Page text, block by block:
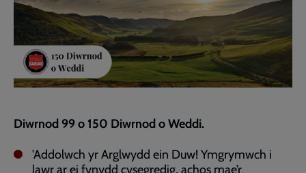
Diwrnod 99 o 150 Diwrnod o Weddi.
'Addolwch yr Arglwydd ein Duw! Ymgrymwch i
lawr ar ei fynydd cysegredig, achos mae’r